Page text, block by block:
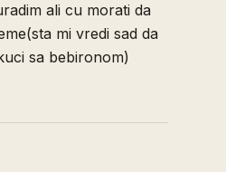
ali cu morati da
mi vredi sad da
sa bebironom)